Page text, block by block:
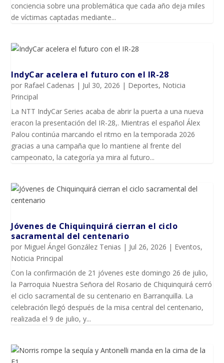
conciencia sobre una problemática que cada año deja miles
de víctimas captadas mediante...
IndyCar acelera el futuro con el IR-28
por Rafael Cadenas | Jul 30, 2026 | Deportes, Noticia
Principal
La NTT IndyCar Series acaba de abrir la puerta a una nueva
eracon la presentación del IR-28,. Mientras el español Álex
Palou continúa marcando el ritmo en la temporada 2026
gracias a una campaña que lo mantiene al frente del
campeonato, la categoría ya mira al futuro...
Jóvenes de Chiquinquirá cierran el ciclo
sacramental del centenario
por Miguel Ángel González Tenias | Jul 26, 2026 | Eventos,
Noticia Principal
Con la confirmación de 21 jóvenes este domingo 26 de julio,
la Parroquia Nuestra Señora del Rosario de Chiquinquirá cerró
el ciclo sacramental de su centenario en Barranquilla. La
celebración llegó después de la misa central del centenario,
realizada el 9 de julio, y...